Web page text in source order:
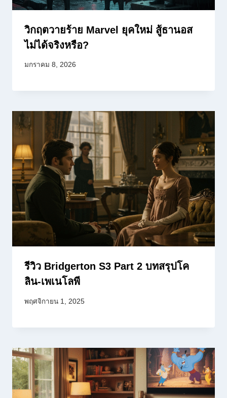
วิกฤตวายร้าย Marvel ยุคใหม่ สู้ธานอส
ไม่ได้จริงหรือ?
มกราคม 8, 2026
รีวิว Bridgerton S3 Part 2 บทสรุปโค
ลิน-เพเนโลพี
พฤศจิกายน 1, 2025